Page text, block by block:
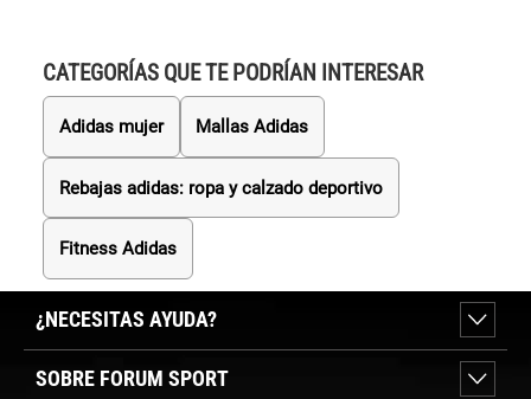
CATEGORÍAS QUE TE PODRÍAN INTERESAR
Adidas mujer Mallas Adidas
Rebajas adidas: ropa y calzado deportivo
Fitness Adidas
¿NECESITAS AYUDA?
SOBRE FORUM SPORT